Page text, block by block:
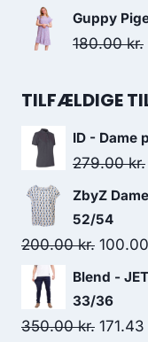
Guppy
180.00kr.
TILFÆLDIGE
ID - Dame
279.00kr.
ZbyZ
52/54
200.00kr. Original
price
was:
200.00
100.00
Blend -
33/36
350.00kr. 171.43